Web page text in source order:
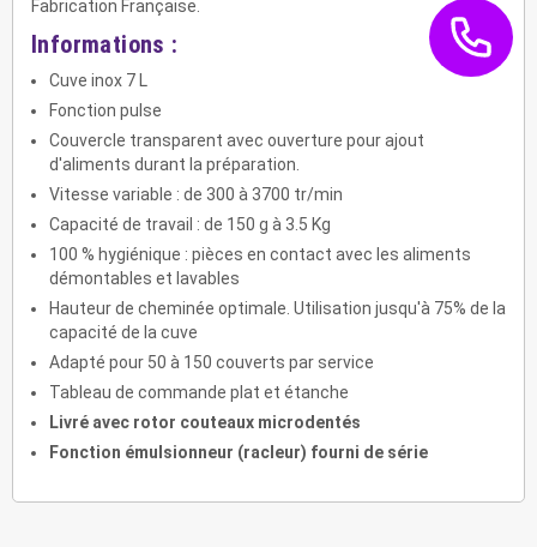
Fabrication Française.
Informations :
Cuve inox 7 L
Fonction pulse
Couvercle transparent avec ouverture pour ajout
d'aliments durant la préparation.
Vitesse variable : de 300 à 3700 tr/min
Capacité de travail : de 150 g à 3.5 Kg
100 % hygiénique : pièces en contact avec les aliments
démontables et lavables
Hauteur de cheminée optimale. Utilisation jusqu'à 75% de la
capacité de la cuve
Adapté pour 50 à 150 couverts par service
Tableau de commande plat et étanche
Livré avec rotor couteaux microdentés
Fonction émulsionneur (racleur) fourni de série